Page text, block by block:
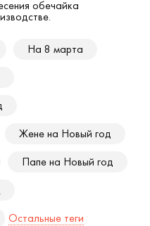
обечайка
На 8 марта
Жене на Новый год
Папе на Новый год
Остальные теги